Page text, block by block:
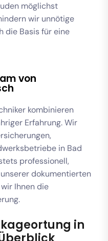
möglichst
wir unnötige
die Basis für eine
von
kombinieren
Erfahrung. Wir
in Bad
professionell,
dokumentierten
Ihnen die
in